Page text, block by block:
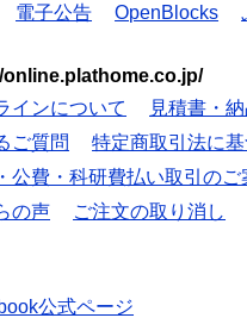
電子公告 OpenBlocks
online.plathome.co.jp/
インについて
見積書・
ご質問
特定商取引法に
公費・科研費払い取引のご
の声 ご注文の取り消し
公式ページ